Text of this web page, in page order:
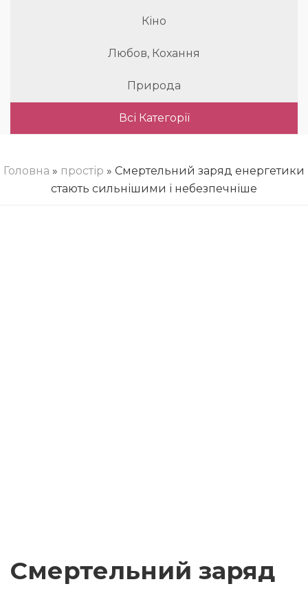
Кіно
Любов, Кохання
Природа
Всі Категорії
Головна » простір » Смертельний заряд енергетики
стають сильнішими і небезпечніше
Смертельний заряд